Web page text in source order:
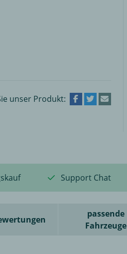
unser Produkt:
Support Chat
passende
Fahrzeuge